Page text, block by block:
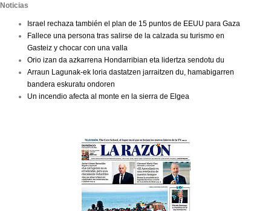
Noticias
Israel rechaza también el plan de 15 puntos de EEUU para Gaza
Fallece una persona tras salirse de la calzada su turismo en
Gasteiz y chocar con una valla
Orio izan da azkarrena Hondarribian eta lidertza sendotu du
Arraun Lagunak-ek loria dastatzen jarraitzen du, hamabigarren
bandera eskuratu ondoren
Un incendio afecta al monte en la sierra de Elgea